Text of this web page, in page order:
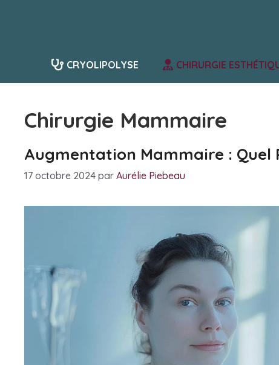
CRYOLIPOLYSE CHIRURGIE
Chirurgie Mammaire
Augmentation Mammaire : Quel
17 octobre 2024 par Aurélie Piebeau